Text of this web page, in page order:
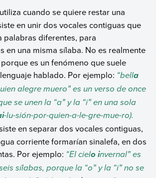
cuando se quiere restar una
en unir dos vocales contiguas que
palabras diferentes, para
en una misma sílaba. No es realmente
es un fenómeno que suele
hablado. Por ejemplo: “bella
alegre muero” es un verso de once
se unen la “a” y la “i” en una sola
-lu-sión-por-quien-a-le-gre-mue-ro).
en separar dos vocales contiguas,
corriente formarían sinalefa, en dos
Por ejemplo: “El cielo invernal” es
sílabas, porque la “o” y la “i” no se